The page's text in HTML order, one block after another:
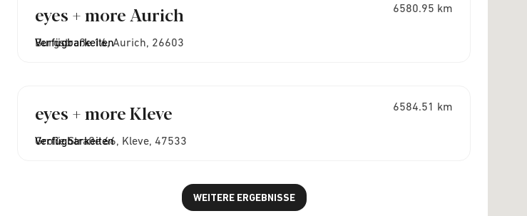
eyes + more Aurich 6580.95 km
Burgstraße 16, Aurich, 26603
Verfügbarkeiten
eyes + more Kleve 6584.51 km
Große Straße 66, Kleve, 47533
Verfügbarkeiten
WEITERE ERGEBNISSE